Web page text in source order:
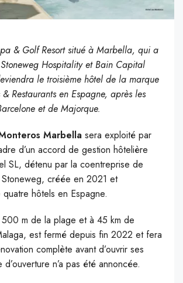
& Golf Resort situé à Marbella, qui a
Hospitality et Bain Capital
le troisième hôtel de la marque
Restaurants en Espagne, après les
et de Majorque.
Marbella sera exploité par
d’un accord de gestion hôtelière
SL, détenu par la coentreprise de
Stoneweg, créée en 2021 et
hôtels en Espagne.
500 m de la plage et à 45 km de
est fermé depuis fin 2022 et fera
complète avant d’ouvrir ses
n’a pas été annoncée.